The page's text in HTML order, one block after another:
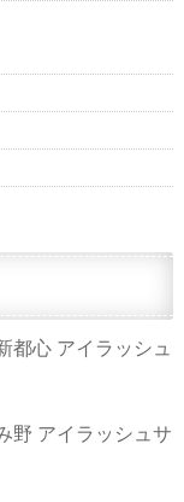
都心 アイラッシュ
野 アイラッシュサ